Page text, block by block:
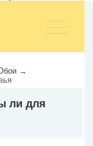
→
ли для